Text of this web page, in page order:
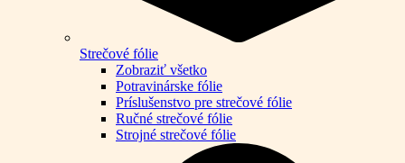
Strečové fólie
Zobraziť všetko
Potravinárske fólie
Príslušenstvo pre strečové fólie
Ručné strečové fólie
Strojné strečové fólie